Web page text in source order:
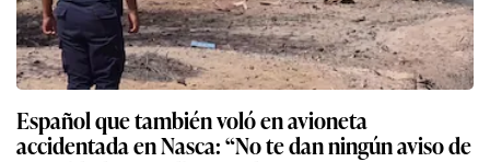
Español que también voló en avioneta
accidentada en Nasca: “No te dan ningún aviso de